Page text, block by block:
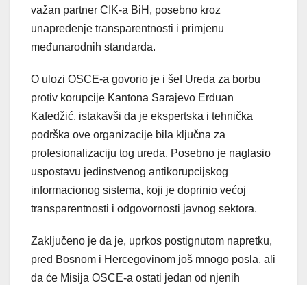
važan partner CIK-a BiH, posebno kroz
unapređenje transparentnosti i primjenu
međunarodnih standarda.
O ulozi OSCE-a govorio je i šef Ureda za borbu
protiv korupcije Kantona Sarajevo Erduan
Kafedžić, istakavši da je ekspertska i tehnička
podrška ove organizacije bila ključna za
profesionalizaciju tog ureda. Posebno je naglasio
uspostavu jedinstvenog antikorupcijskog
informacionog sistema, koji je doprinio većoj
transparentnosti i odgovornosti javnog sektora.
Zaključeno je da je, uprkos postignutom napretku,
pred Bosnom i Hercegovinom još mnogo posla, ali
da će Misija OSCE-a ostati jedan od njenih